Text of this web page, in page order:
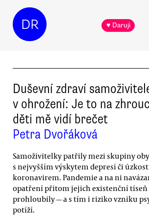
DR ♥ Daruji
Duševní zdraví
v ohrožení: Je to na
děti mě vidí brečet
Petra Dvořáková
Samoživitelky patřily mezi skupiny
s nejvyšším výskytem depresí či
koronavirem. Pandemie a na ni
opatření přitom jejich existenční tíseň
prohloubily — a s tím i riziko vzniku
potíží.